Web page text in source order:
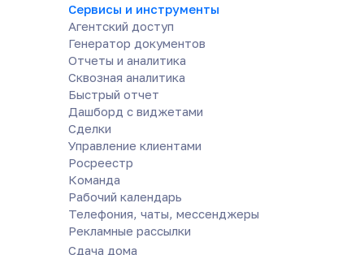
Сервисы и инструменты
Агентский доступ
Генератор документов
Отчеты и аналитика
Сквозная аналитика
Быстрый отчет
Дашборд с виджетами
Сделки
Управление клиентами
Росреестр
Команда
Рабочий календарь
Телефония, чаты, мессенджеры
Рекламные рассылки
Сдача дома